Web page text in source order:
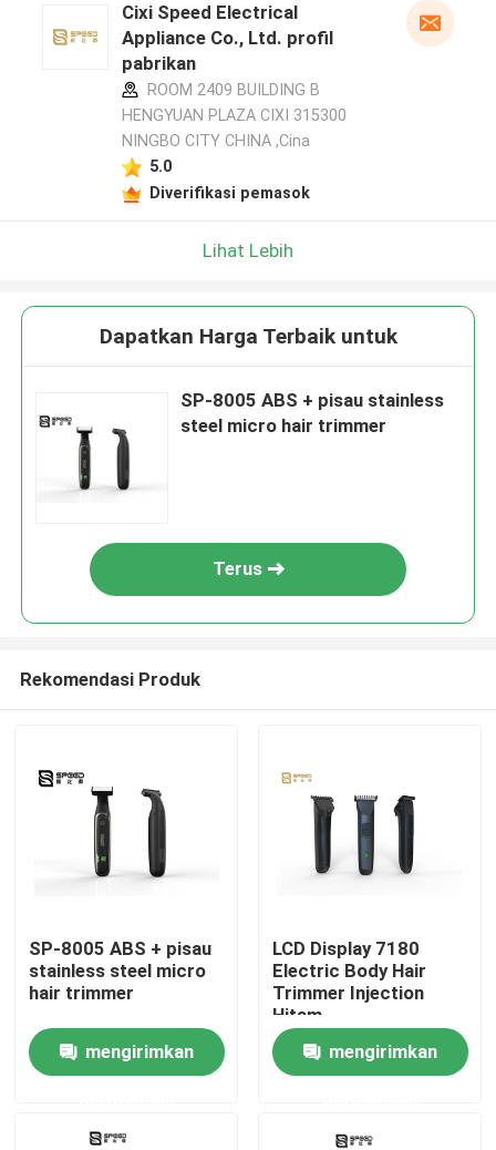
Rumah
Produk
Tampilan VR
Cixi Speed Electrical
Appliance Co., Ltd. profil
pabrikan
ROOM 2409 BUILDING B
HENGYUAN PLAZA CIXI 315300
NINGBO CITY CHINA ,Cina
5.0
Diverifikasi pemasok
Lihat Lebih
Dapatkan Harga Terbaik untuk
SP-8005 ABS + pisau stainless
steel micro hair trimmer
Terus
Rekomendasi Produk
SP-8005 ABS + pisau
stainless steel micro
hair trimmer
mengirimkan
LCD Display 7180
Electric Body Hair
Trimmer Injection
Hitam
mengirimkan